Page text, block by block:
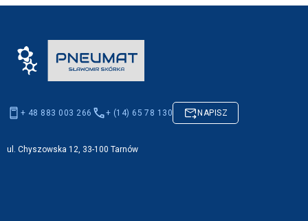
+ 48 883 003 266 + (14) 65 78 130 NAPISZ
ul. Chyszowska 12, 33-100 Tarnów